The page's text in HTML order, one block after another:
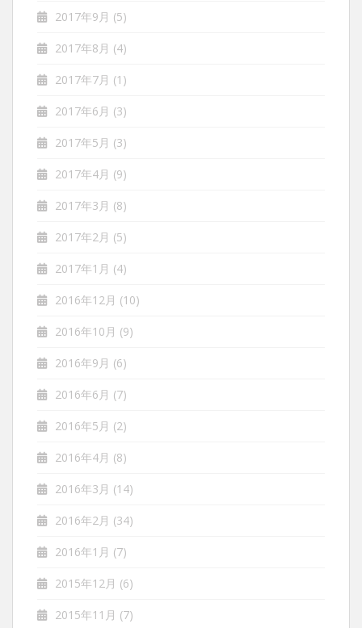
2017年9月 (5)
2017年8月 (4)
2017年7月 (1)
2017年6月 (3)
2017年5月 (3)
2017年4月 (9)
2017年3月 (8)
2017年2月 (5)
2017年1月 (4)
2016年12月 (10)
2016年10月 (9)
2016年9月 (6)
2016年6月 (7)
2016年5月 (2)
2016年4月 (8)
2016年3月 (14)
2016年2月 (34)
2016年1月 (7)
2015年12月 (6)
2015年11月 (7)